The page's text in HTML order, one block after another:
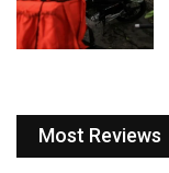
Most Reviews